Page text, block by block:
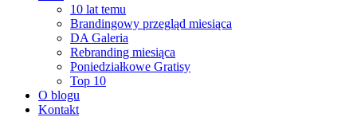
10 lat temu
Brandingowy przegląd miesiąca
DA Galeria
Rebranding miesiąca
Poniedziałkowe Gratisy
Top 10
O blogu
Kontakt